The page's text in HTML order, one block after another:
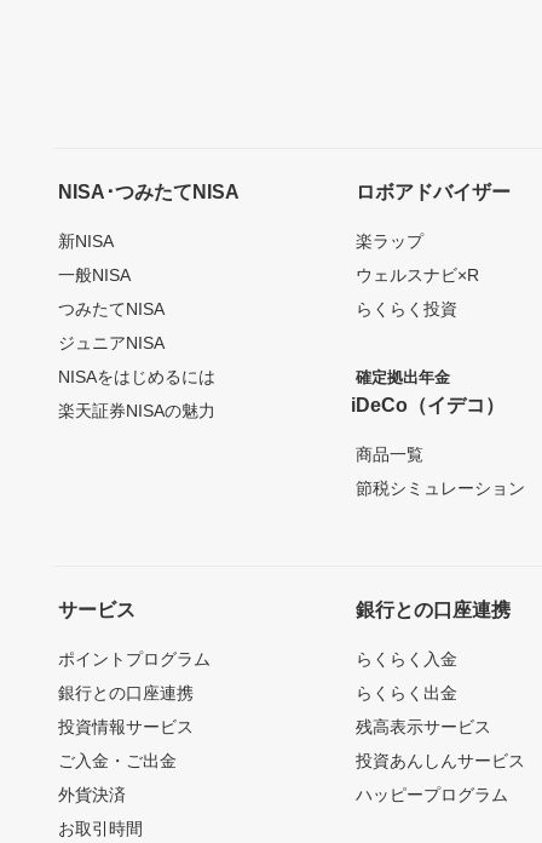
NISA･つみたてNISA
新NISA
一般NISA
つみたてNISA
ジュニアNISA
NISAをはじめるには
楽天証券NISAの魅力
ロボアドバイザー
楽ラップ
ウェルスナビ×R
らくらく投資
確定拠出年金
iDeCo（イデコ）
商品一覧
節税シミュレーション
サービス
ポイントプログラム
銀行との口座連携
投資情報サービス
ご入金・ご出金
外貨決済
お取引時間
銀行との口座連携
らくらく入金
らくらく出金
残高表示サービス
投資あんしんサービス
ハッピープログラム